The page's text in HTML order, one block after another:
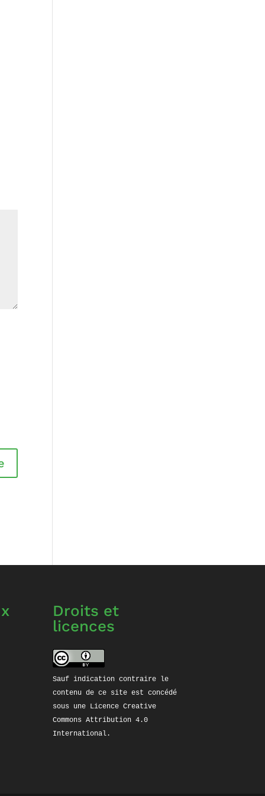
Droits et
licences
Sauf indication contraire le
contenu de ce site est concédé
sous une
Licence Creative
Commons Attribution 4.0
International